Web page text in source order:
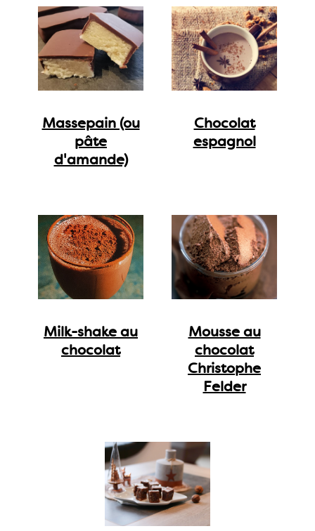
Massepain (ou
pâte
d'amande)
Chocolat
espagnol
Milk-shake au
chocolat
Mousse au
chocolat
Christophe
Felder